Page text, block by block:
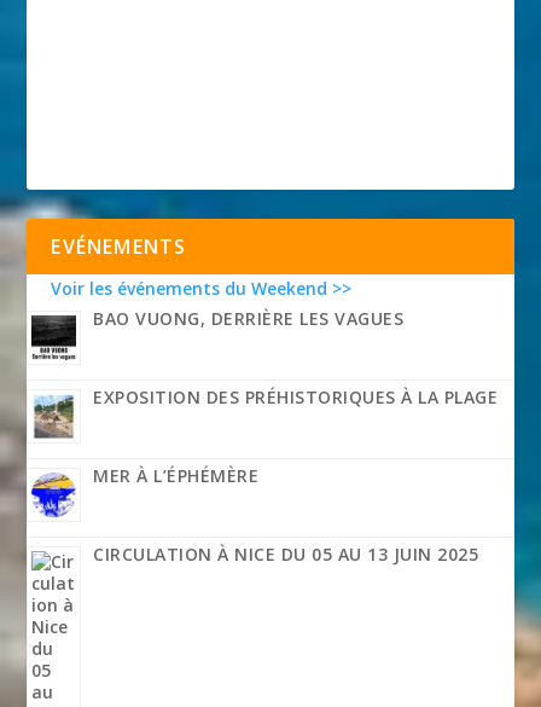
EVÉNEMENTS
Voir les événements du Weekend >>
BAO VUONG, DERRIÈRE LES VAGUES
EXPOSITION DES PRÉHISTORIQUES À LA PLAGE
MER À L’ÉPHÉMÈRE
CIRCULATION À NICE DU 05 AU 13 JUIN 2025